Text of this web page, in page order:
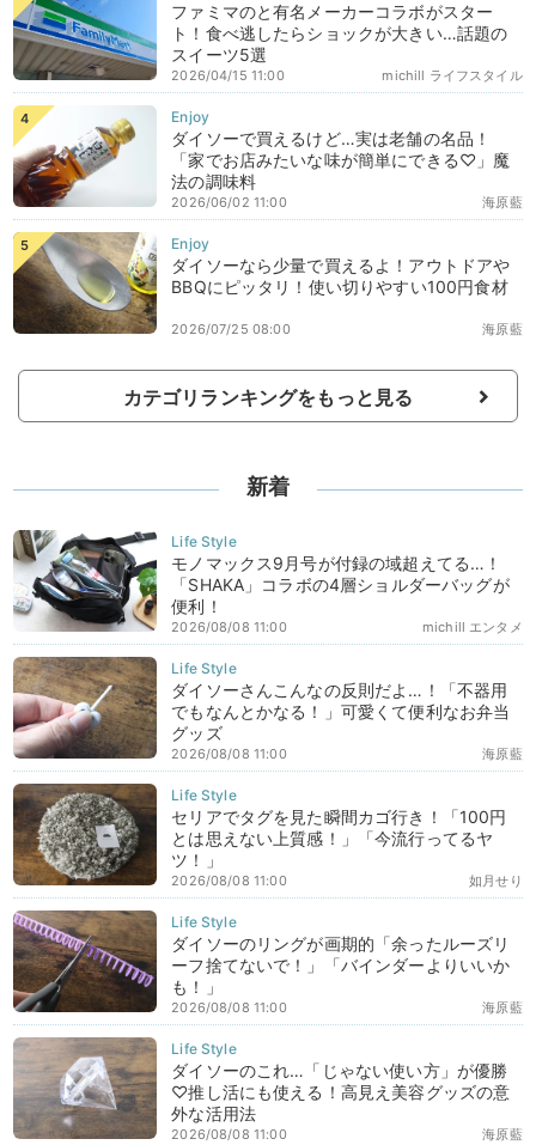
ファミマのと有名メーカーコラボがスター
ト！食べ逃したらショックが大きい…話題の
スイーツ5選
michill ライフスタイル
2026/04/15 11:00
ダイソーで買えるけど…実は老舗の名品！
「家でお店みたいな味が簡単にできる♡」魔
法の調味料
海原藍
2026/06/02 11:00
ダイソーなら少量で買えるよ！アウトドアや
BBQにピッタリ！使い切りやすい100円食材
海原藍
2026/07/25 08:00
カテゴリランキングをもっと見る
新着
モノマックス9月号が付録の域超えてる…！
「SHAKA」コラボの4層ショルダーバッグが
便利！
michill エンタメ
2026/08/08 11:00
ダイソーさんこんなの反則だよ…！「不器用
でもなんとかなる！」可愛くて便利なお弁当
グッズ
海原藍
2026/08/08 11:00
セリアでタグを見た瞬間カゴ行き！「100円
とは思えない上質感！」「今流行ってるヤ
ツ！」
如月せり
2026/08/08 11:00
ダイソーのリングが画期的「余ったルーズリ
ーフ捨てないで！」「バインダーよりいいか
も！」
海原藍
2026/08/08 11:00
ダイソーのこれ…「じゃない使い方」が優勝
♡推し活にも使える！高見え美容グッズの意
外な活用法
海原藍
2026/08/08 11:00